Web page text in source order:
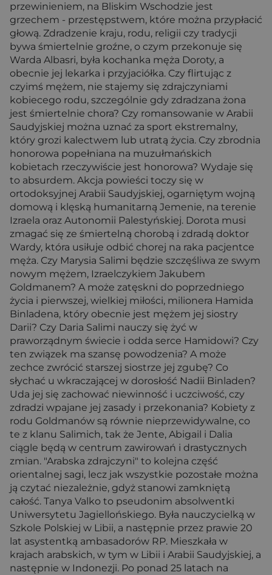
przewinieniem, na Bliskim Wschodzie jest
grzechem - przestępstwem, które można przypłacić
głową. Zdradzenie kraju, rodu, religii czy tradycji
bywa śmiertelnie groźne, o czym przekonuje się
Warda Albasri, była kochanka męża Doroty, a
obecnie jej lekarka i przyjaciółka. Czy flirtując z
czyimś mężem, nie stajemy się zdrajczyniami
kobiecego rodu, szczególnie gdy zdradzana żona
jest śmiertelnie chora? Czy romansowanie w Arabii
Saudyjskiej można uznać za sport ekstremalny,
który grozi kalectwem lub utratą życia. Czy zbrodnia
honorowa popełniana na muzułmańskich
kobietach rzeczywiście jest honorowa? Wydaje się
to absurdem. Akcja powieści toczy się w
ortodoksyjnej Arabii Saudyjskiej, ogarniętym wojną
domową i klęską humanitarną Jemenie, na terenie
Izraela oraz Autonomii Palestyńskiej. Dorota musi
zmagać się ze śmiertelną chorobą i zdradą doktor
Wardy, która usiłuje odbić chorej na raka pacjentce
męża. Czy Marysia Salimi będzie szczęśliwa ze swym
nowym mężem, Izraelczykiem Jakubem
Goldmanem? A może zatęskni do poprzedniego
życia i pierwszej, wielkiej miłości, milionera Hamida
Binladena, który obecnie jest mężem jej siostry
Darii? Czy Daria Salimi nauczy się żyć w
praworządnym świecie i odda serce Hamidowi? Czy
ten związek ma szansę powodzenia? A może
zechce zwrócić starszej siostrze jej zgubę? Co
słychać u wkraczającej w dorosłość Nadii Binladen?
Uda jej się zachować niewinność i uczciwość, czy
zdradzi wpajane jej zasady i przekonania? Kobiety z
rodu Goldmanów są równie nieprzewidywalne, co
te z klanu Salimich, tak że Jente, Abigail i Dalia
ciągle będą w centrum zawirowań i drastycznych
zmian. "Arabska zdrajczyni" to kolejna część
orientalnej sagi, lecz jak wszystkie pozostałe można
ją czytać niezależnie, gdyż stanowi zamkniętą
całość. Tanya Valko to pseudonim absolwentki
Uniwersytetu Jagiellońskiego. Była nauczycielką w
Szkole Polskiej w Libii, a następnie przez prawie 20
lat asystentką ambasadorów RP. Mieszkała w
krajach arabskich, w tym w Libii i Arabii Saudyjskiej, a
następnie w Indonezji. Po ponad 25 latach na